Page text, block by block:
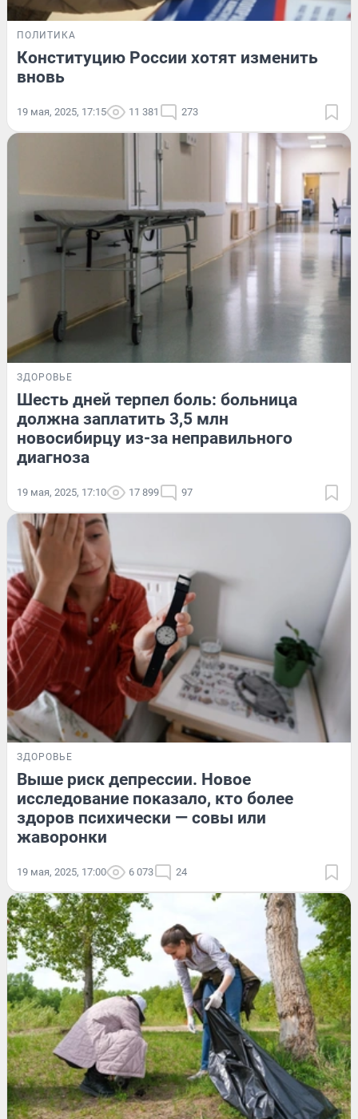
ПОЛИТИКА
Конституцию России хотят изменить
вновь
19 мая, 2025, 17:15 11 381 273
ЗДОРОВЬЕ
Шесть дней терпел боль: больница
должна заплатить 3,5 млн
новосибирцу из-за неправильного
диагноза
19 мая, 2025, 17:10 17 899 97
ЗДОРОВЬЕ
Выше риск депрессии. Новое
исследование показало, кто более
здоров психически — совы или
жаворонки
19 мая, 2025, 17:00 6 073 24